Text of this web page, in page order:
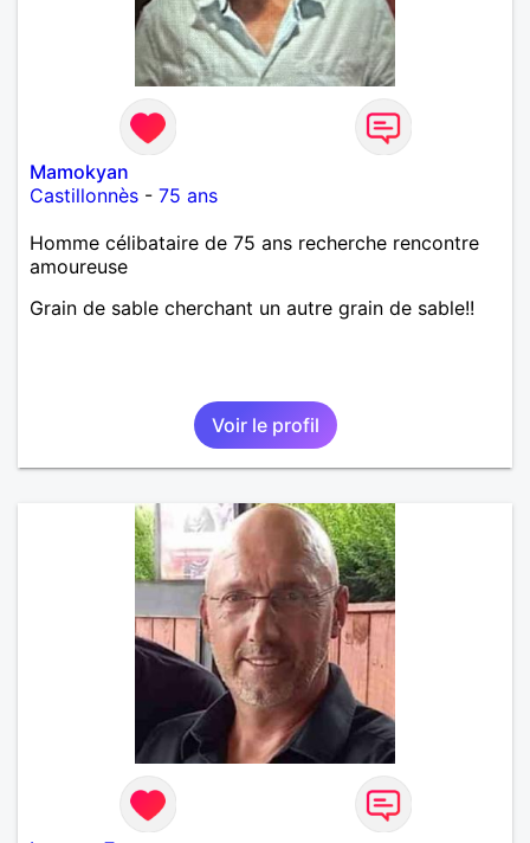
Mamokyan
Castillonnès - 75 ans
Homme célibataire de 75 ans recherche rencontre
amoureuse
Grain de sable cherchant un autre grain de sable!!
Voir le profil